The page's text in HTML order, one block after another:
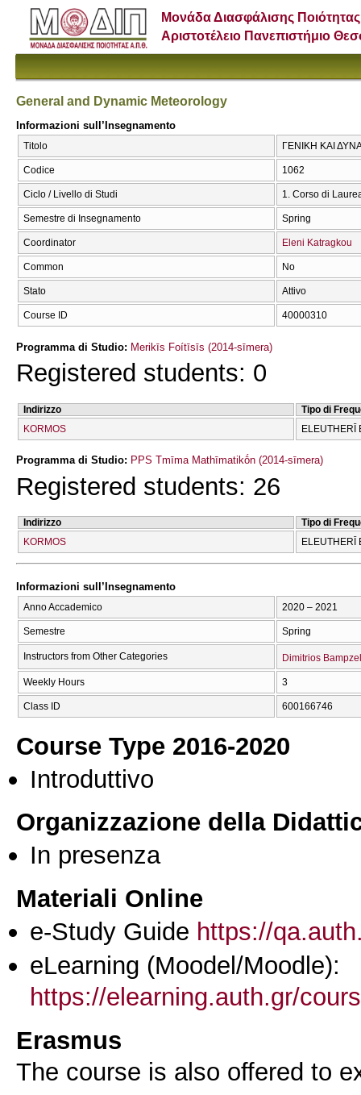
Μονάδα Διασφάλισης Ποιότητας
Αριστοτέλειο Πανεπιστήμιο
General and Dynamic Meteorology
Informazioni sull’Insegnamento
Titolo ΓΕΝΙΚΗ ΚΑΙ
Codice 1062
Ciclo / Livello di Studi 1. Corso di
Semestre di Insegnamento Spring
Coordinator Eleni Katragkou
Common No
Stato Attivo
Course ID 40000310
Programma di Studio: Merikīs Foítīsīs (2014-sīmera)
Registered students: 0
Indirizzo
Tipo di
KORMOS
ELEUTHERĪ
Programma di Studio: PPS Tmīma Mathīmatikṓn (2014-sīmera)
Registered students: 26
Indirizzo
Tipo di
KORMOS
ELEUTHERĪ
Informazioni sull’Insegnamento
Anno Accademico 2020 – 2021
Semestre Spring
Instructors from Other Categories Dimitrios
Weekly Hours 3
Class ID 600166746
Course Type 2016-2020
Introduttivo
Organizzazione della
In presenza
Materiali Online
e-Study Guide https://
eLearning (Moodel/Moodle):
https://elearning.auth.gr/
Erasmus
The course is also offered to